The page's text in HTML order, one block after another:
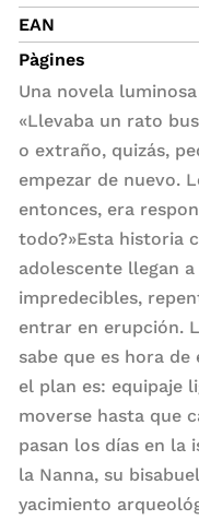
EAN
Pàgines
Una novela
«Llevaba un rato
o extraño, quizás,
empezar de nuevo.
entonces, era
todo?»Esta historia
adolescente llegan
impredecibles,
entrar en erupción.
sabe que es hora
el plan es: equipaje
moverse hasta que
pasan los días en la
la Nanna, su
yacimiento